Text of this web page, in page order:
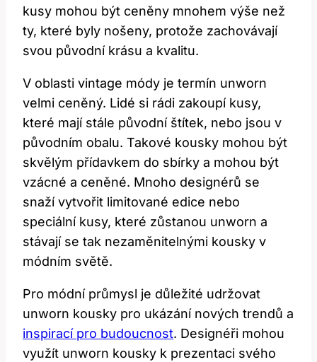
kusy mohou být ceněny mnohem výše než
ty, které byly nošeny, protože zachovávají
svou původní krásu a kvalitu.
V oblasti vintage módy je termín unworn
velmi ceněný. Lidé si rádi zakoupí kusy,
které mají stále původní štítek, nebo jsou v
původním obalu. Takové kousky mohou být
skvělým přídavkem do sbírky a mohou být
vzácné a ceněné. Mnoho designérů se
snaží vytvořit limitované edice nebo
speciální kusy, které zůstanou unworn a
stávají se tak nezaměnitelnými kousky v
módním světě.
Pro módní průmysl je důležité udržovat
unworn kousky pro ukázání nových trendů a
inspirací pro budoucnost. Designéři mohou
využít unworn kousky k prezentaci svého